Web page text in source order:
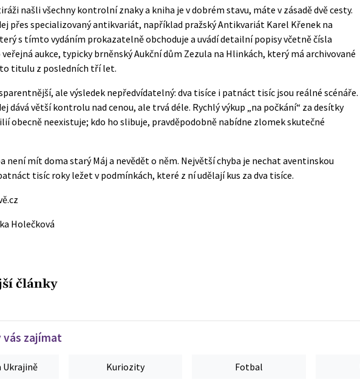
našli všechny kontrolní znaky a kniha je v dobrém stavu, máte v zásadě dvě cesty.
přes specializovaný antikvariát, například pražský Antikvariát Karel Křenek na
s tímto vydáním prokazatelně obchoduje a uvádí detailní popisy včetně čísla
aukce, typicky brněnský Aukční dům Zezula na Hlinkách, který má archivované
titulu z posledních tří let.
ale výsledek nepředvídatelný: dva tisíce i patnáct tisíc jsou reálné scénáře.
dává větší kontrolu nad cenou, ale trvá déle. Rychlý výkup „na počkání“ za desítky
obecně neexistuje; kdo ho slibuje, pravděpodobně nabídne zlomek skutečné
není mít doma starý Máj a nevědět o něm. Největší chyba je nechat aventinskou
tisíc roky ležet v podmínkách, které z ní udělají kus za dva tisíce.
Holečková
články
vás zajímat
Ukrajině Kuriozity Fotbal